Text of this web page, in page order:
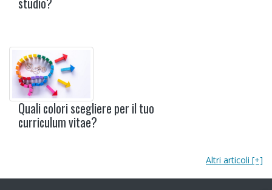
Quali colori scegliere per il tuo
curriculum vitae?
Altri articoli [+]